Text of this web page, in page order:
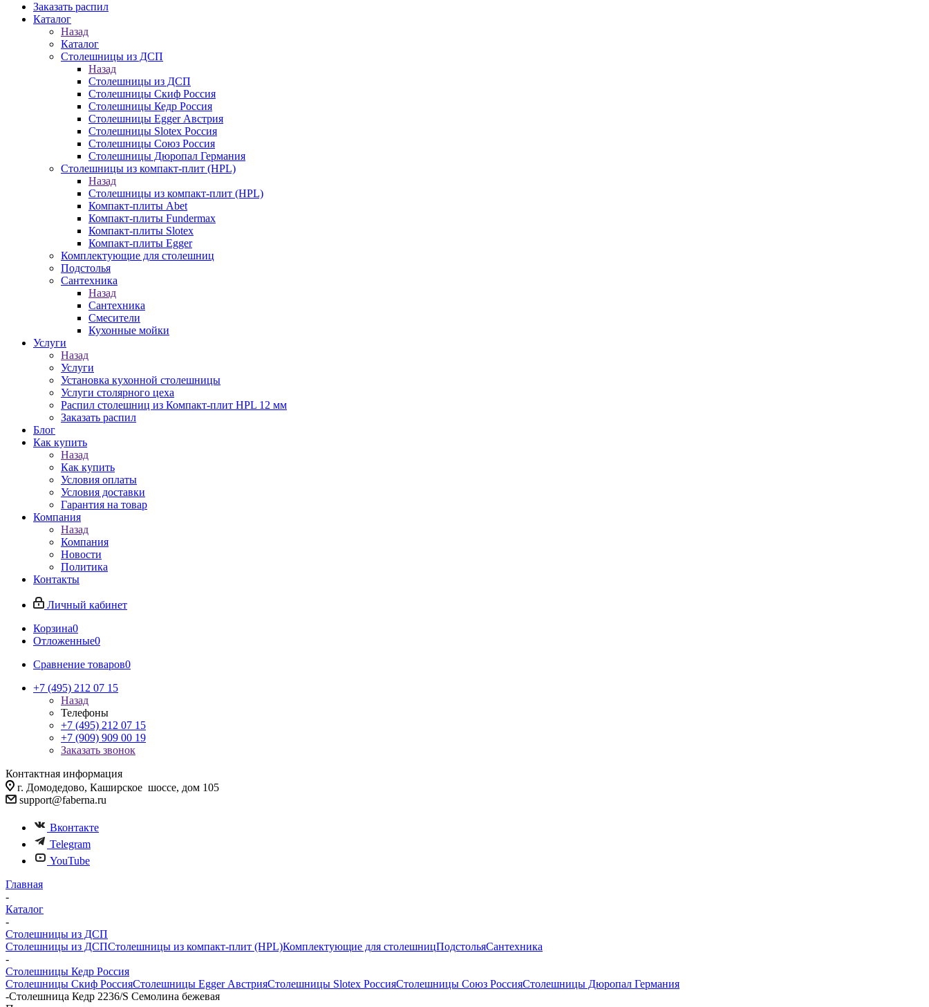
Заказать распил
Каталог
Назад
Каталог
Столешницы из ДСП
Назад
Столешницы из ДСП
Столешницы Скиф Россия
Столешницы Кедр Россия
Столешницы Egger Австрия
Столешницы Slotex Россия
Столешницы Союз Россия
Столешницы Дюропал Германия
Столешницы из компакт-плит (HPL)
Назад
Столешницы из компакт-плит (HPL)
Компакт-плиты Abet
Компакт-плиты Fundermax
Компакт-плиты Slotex
Компакт-плиты Egger
Комплектующие для столешниц
Подстолья
Сантехника
Назад
Сантехника
Смесители
Кухонные мойки
Услуги
Назад
Услуги
Установка кухонной столешницы
Услуги столярного цеха
Распил столешниц из Компакт-плит HPL 12 мм
Заказать распил
Блог
Как купить
Назад
Как купить
Условия оплаты
Условия доставки
Гарантия на товар
Компания
Назад
Компания
Новости
Политика
Контакты
Личный кабинет
Корзина0
Отложенные0
Сравнение товаров0
+7 (495) 212 07 15
Назад
Телефоны
+7 (495) 212 07 15
+7 (909) 909 00 19
Заказать звонок
Контактная информация
г. Домодедово, Каширское шоссе, дом 105
support@faberna.ru
Вконтакте
Telegram
YouTube
Главная
-
Каталог
-
Столешницы из ДСП
Столешницы из ДСПСтолешницы из компакт-плит (HPL)Комплектующие для столешницПодстольяСантехника
-
Столешницы Кедр Россия
Столешницы Скиф РоссияСтолешницы Egger АвстрияСтолешницы Slotex РоссияСтолешницы Союз РоссияСтолешницы Дюропал Германия
-Столешница Кедр 2236/S Семолина бежевая